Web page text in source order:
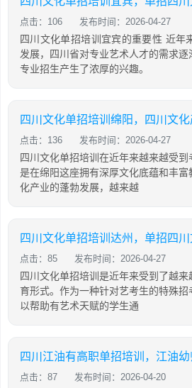
点击：106 发布时间：2026-04-27
四川文化单招培训宜宾的重要性 近年
发展，四川省对专业艺术人才的需求
专业招生产生了浓厚的兴趣。
点击：136 发布时间：2026-04-27
四川文化单招培训在近年来越来越受到
是在绵阳这座拥有深厚文化底蕴和丰
化产业的蓬勃发展，越来越
点击：85 发布时间：2026-04-27
四川文化单招培训是近年来受到了越
育形式。作为一种针对艺考生的特殊
以帮助有艺术天赋的学生通
四川江油有高职单招培训，江油
点击：87 发布时间：2026-04-20